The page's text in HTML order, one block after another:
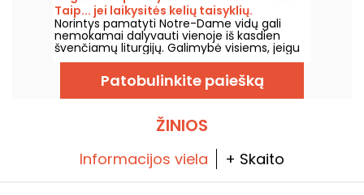
Taip... jei laikysitės kelių taisyklių.
Norintys pamatyti Notre-Dame vidų gali
nemokamai dalyvauti vienoje iš kasdien
švenčiamų liturgijų. Galimybė visiems, jeigu
atvykstate iš pradžių norėdami dalyvauti
liturgijoje arba laikytis jos eigos. Paaiškiname,
ką svarbu žinoti.Patobulinkite paiešką
ŽINIOS
Informacijos viela + Skaito